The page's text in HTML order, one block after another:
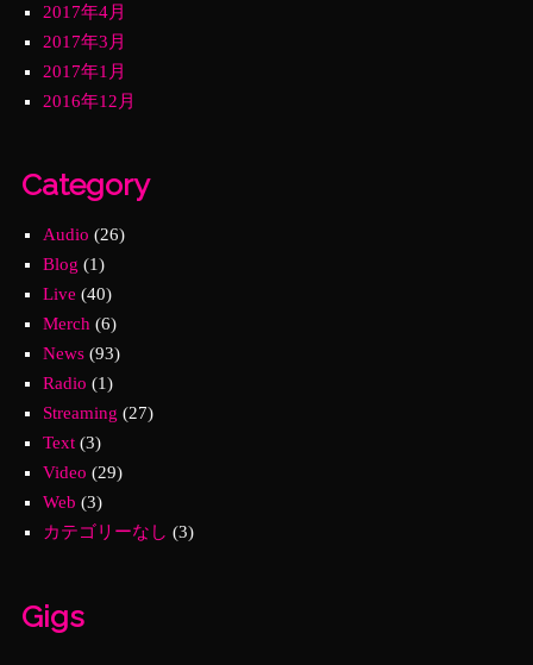
2017年4月
2017年3月
2017年1月
2016年12月
Category
Audio (26)
Blog (1)
Live (40)
Merch(6)
News(93)
Radio (1)
Streaming (27)
Text(3)
Video (29)
Web (3)
カテゴリーなし (3)
Gigs